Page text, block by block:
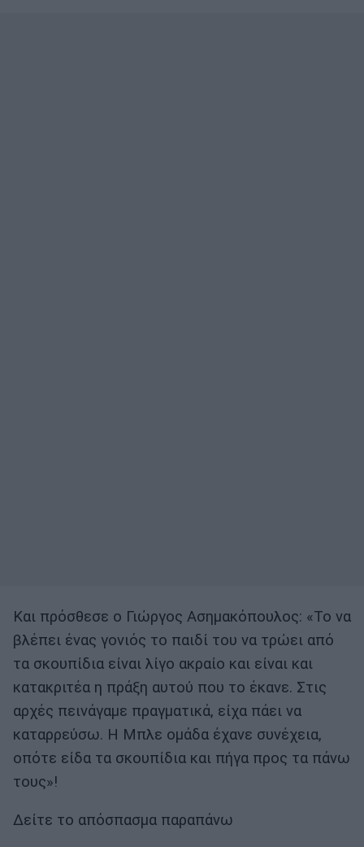
Και πρόσθεσε ο Γιώργος Ασημακόπουλος: «Το να
βλέπει ένας γονιός το παιδί του να τρώει από
τα σκουπίδια είναι λίγο ακραίο και είναι και
κατακριτέα η πράξη αυτού που το έκανε. Στις
αρχές πεινάγαμε πραγματικά, είχα πάει να
καταρρεύσω. Η Μπλε ομάδα έχανε συνέχεια,
οπότε είδα τα σκουπίδια και πήγα προς τα πάνω
τους»!
Δείτε το απόσπασμα παραπάνω